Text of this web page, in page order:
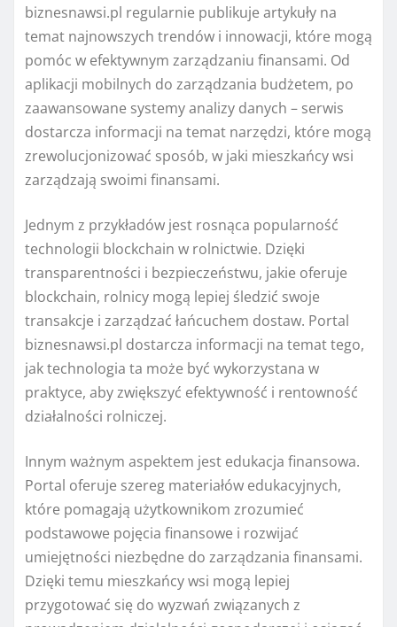
biznesnawsi.pl regularnie publikuje artykuły na
temat najnowszych trendów i innowacji, które mogą
pomóc w efektywnym zarządzaniu finansami. Od
aplikacji mobilnych do zarządzania budżetem, po
zaawansowane systemy analizy danych – serwis
dostarcza informacji na temat narzędzi, które mogą
zrewolucjonizować sposób, w jaki mieszkańcy wsi
zarządzają swoimi finansami.
Jednym z przykładów jest rosnąca popularność
technologii blockchain w rolnictwie. Dzięki
transparentności i bezpieczeństwu, jakie oferuje
blockchain, rolnicy mogą lepiej śledzić swoje
transakcje i zarządzać łańcuchem dostaw. Portal
biznesnawsi.pl dostarcza informacji na temat tego,
jak technologia ta może być wykorzystana w
praktyce, aby zwiększyć efektywność i rentowność
działalności rolniczej.
Innym ważnym aspektem jest edukacja finansowa.
Portal oferuje szereg materiałów edukacyjnych,
które pomagają użytkownikom zrozumieć
podstawowe pojęcia finansowe i rozwijać
umiejętności niezbędne do zarządzania finansami.
Dzięki temu mieszkańcy wsi mogą lepiej
przygotować się do wyzwań związanych z